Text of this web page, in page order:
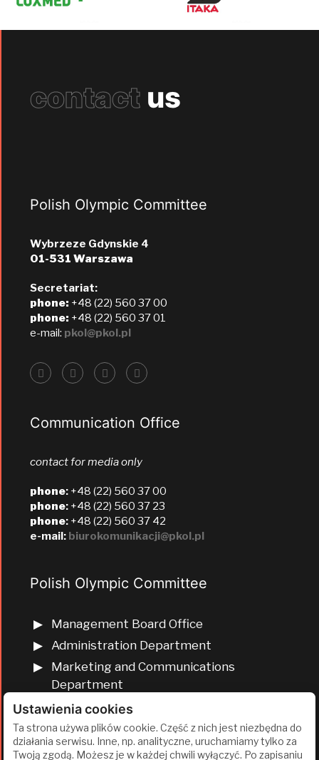
contact us
Polish Olympic Committee
Wybrzeze Gdynskie 4
01-531 Warszawa
Secretariat:
phone: +48 (22) 560 37 00
phone: +48 (22) 560 37 01
e-mail: pkol@pkol.pl
Communication Office
contact for media only
phone: +48 (22) 560 37 00
phone: +48 (22) 560 37 23
phone: +48 (22) 560 37 42
e-mail: biurokomunikacji@pkol.pl
Polish Olympic Committee
Management Board Office
Administration Department
Marketing and Communications
Department
Olympic Education Department
Finance and Human Resources
Department
Ustawienia cookies
Ta strona używa plików cookie. Część z nich jest niezbędna do
działania serwisu. Inne, np. analityczne, uruchamiamy tylko za
Twoją zgodą. Możesz je w każdej chwili wyłączyć. Po zapisaniu